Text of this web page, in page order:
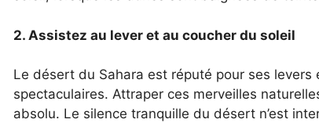
2. Assistez au lever et au coucher du soleil
Le désert du Sahara est réputé pour ses levers
spectaculaires. Attraper ces merveilles
absolu. Le silence tranquille du désert n’est